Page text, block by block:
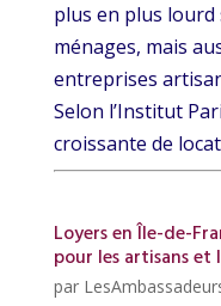
plus en plus lourd
ménages, mais
entreprises
Selon l’Institut
croissante de
Loyers en Île-de-
pour les artisans et
par